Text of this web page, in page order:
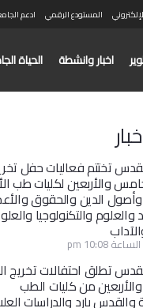
المستودع الرقمي ادعم
اخبار وانشطة الحياة
تختتم فعاليات حفل
والأربعين لكليات طب
الدين والحقوق
والعلوم والتكنولوجيا
تطلق احتفالات تخريج
من كليات الطب
بارد والدراسات